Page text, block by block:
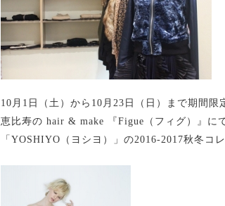
10月1日（土）から10月23日（日）まで期間限
恵比寿の hair & make 『Figue（フィグ）』に
「YOSHIYO（ヨシヨ）」の2016-2017秋冬コ